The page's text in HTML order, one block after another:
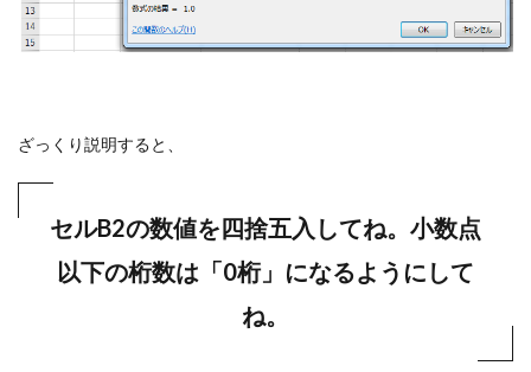
ざっくり説明すると、
セルB2の数値を四捨五入してね。小数点
以下の桁数は「0桁」になるようにして
ね。